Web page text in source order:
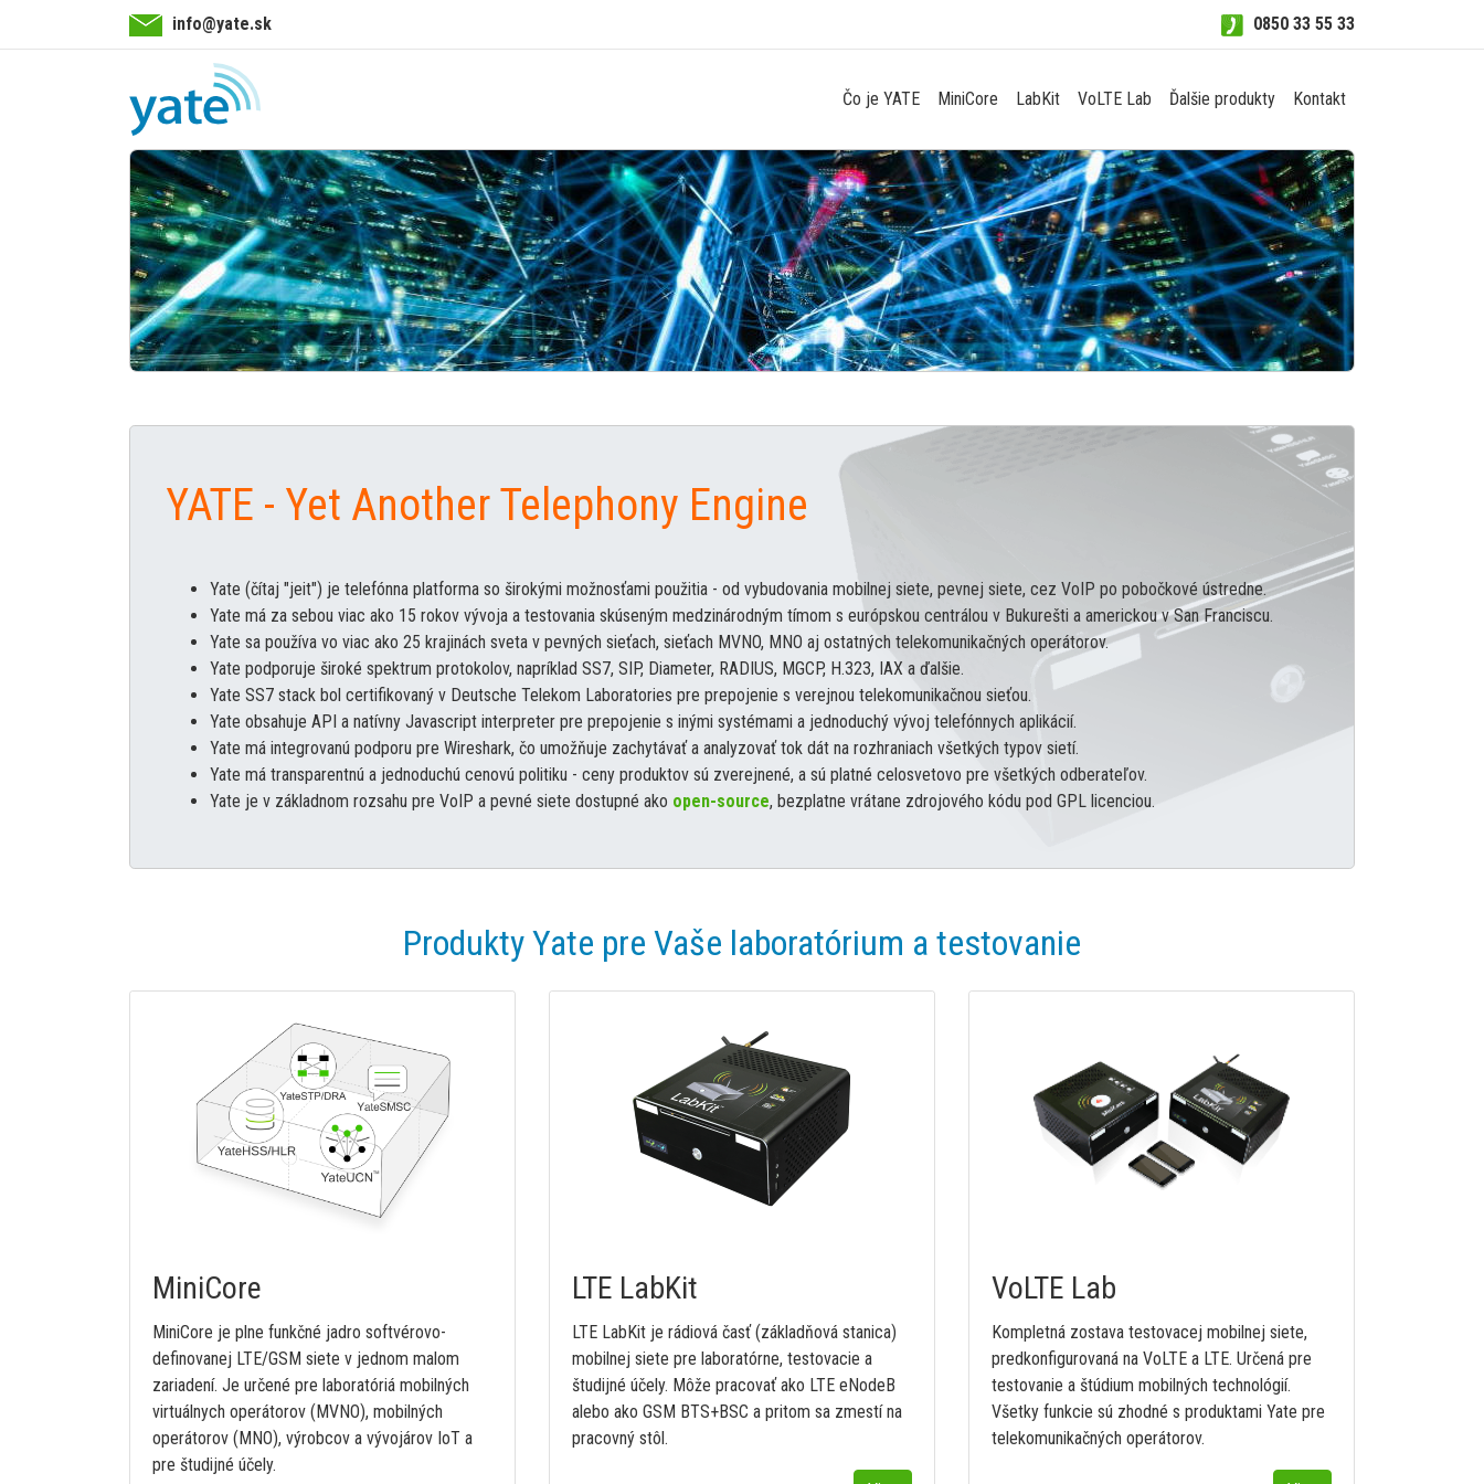
info@yate.sk 0850 33 55 33
Čo je YATE MiniCore LabKit VoLTE Lab Ďalšie produkty Kontakt
YATE - Yet Another Telephony Engine
Yate (čítaj "jeit") je telefónna platforma so širokými možnosťami použitia - od vybudovania mobilnej siete, pevnej siete, cez VoIP po pobočkové ústredne.
Yate má za sebou viac ako 15 rokov vývoja a testovania skúseným medzinárodným tímom s európskou centrálou v Bukurešti a americkou v San Franciscu.
Yate sa používa vo viac ako 25 krajinách sveta v pevných sieťach, sieťach MVNO, MNO aj ostatných telekomunikačných operátorov.
Yate podporuje široké spektrum protokolov, napríklad SS7, SIP, Diameter, RADIUS, MGCP, H.323, IAX a ďalšie.
Yate SS7 stack bol certifikovaný v Deutsche Telekom Laboratories pre prepojenie s verejnou telekomunikačnou sieťou.
Yate obsahuje API a natívny Javascript interpreter pre prepojenie s inými systémami a jednoduchý vývoj telefónnych aplikácií.
Yate má integrovanú podporu pre Wireshark, čo umožňuje zachytávať a analyzovať tok dát na rozhraniach všetkých typov sietí.
Yate má transparentnú a jednoduchú cenovú politiku - ceny produktov sú zverejnené, a sú platné celosvetovo pre všetkých odberateľov.
Yate je v základnom rozsahu pre VoIP a pevné siete dostupné ako open-source, bezplatne vrátane zdrojového kódu pod GPL licenciou.
Produkty Yate pre Vaše laboratórium a testovanie
MiniCore
MiniCore je plne funkčné jadro softvérovo-
definovanej LTE/GSM siete v jednom malom
zariadení. Je určené pre laboratóriá mobilných
virtuálnych operátorov (MVNO), mobilných
operátorov (MNO), výrobcov a vývojárov IoT a
pre študijné účely.
LTE LabKit
LTE LabKit je rádiová časť (základňová stanica)
mobilnej siete pre laboratórne, testovacie a
študijné účely. Môže pracovať ako LTE eNodeB
alebo ako GSM BTS+BSC a pritom sa zmestí na
pracovný stôl.
VoLTE Lab
Kompletná zostava testovacej mobilnej siete,
predkonfigurovaná na VoLTE a LTE. Určená pre
testovanie a štúdium mobilných technológií.
Všetky funkcie sú zhodné s produktami Yate pre
telekomunikačných operátorov.